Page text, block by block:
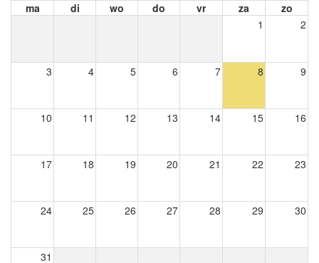
ma di wo do vr za
zo
1
2
3 4 5 6 7 8 9
10 11 12 13 14 15 16
17 18 19 20 21 22 23
24 25 26 27 28 29 30
31